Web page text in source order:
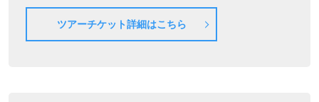
ツアーチケット詳細はこちら